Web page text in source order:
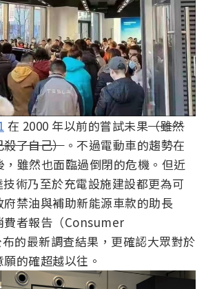
在 2000 年以前的嘗試未果（雖然
了自己）。不過電動車的趨勢在
雖然也面臨過倒閉的危機。但近
術乃至於充電設施建設都更為可
禁油與補助新能源車款的助長
費者報告（Consumer
的最新調查結果，更確認大眾對於
的確超越以往。